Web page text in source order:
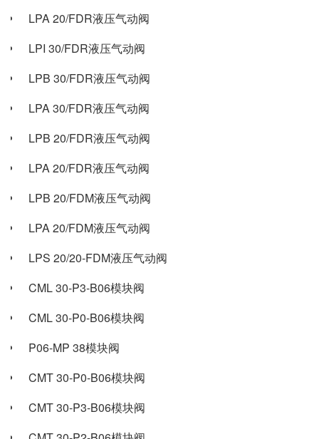
LPA 20/FDR液压气动阀
LPI 30/FDR液压气动阀
LPB 30/FDR液压气动阀
LPA 30/FDR液压气动阀
LPB 20/FDR液压气动阀
LPA 20/FDR液压气动阀
LPB 20/FDM液压气动阀
LPA 20/FDM液压气动阀
LPS 20/20-FDM液压气动阀
CML 30-P3-B06模块阀
CML 30-P0-B06模块阀
P06-MP 38模块阀
CMT 30-P0-B06模块阀
CMT 30-P3-B06模块阀